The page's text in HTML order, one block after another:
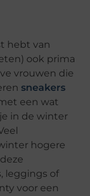
hebt van
ook prima
vrouwen die
sneakers
een wat
in de winter
hogere
leggings of
voor een